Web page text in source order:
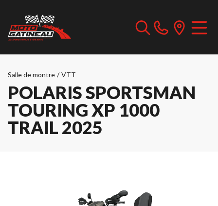
Salle de montre / VTT
POLARIS SPORTSMAN
TOURING XP 1000
TRAIL 2025